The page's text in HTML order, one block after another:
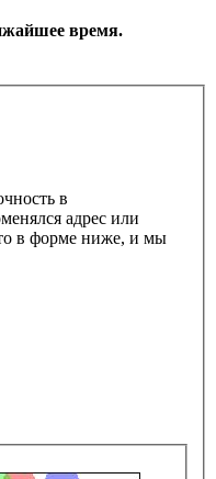
время.
в
адрес или
в форме ниже, и мы